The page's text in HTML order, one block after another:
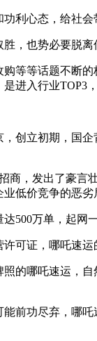
心态，给社会
也势必要脱离
等话题不断的
进入行业TOP3
立初期，国企
，发出了豪言
低价竞争的恶
万单，起网一
证，哪吒速运
哪吒速运，自
功尽弃，哪吒